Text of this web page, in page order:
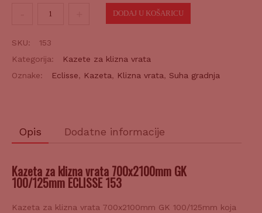
Kazeta
700x2100mm
GK
DODAJ U KOŠARICU
SKU:
153
Kategorija:
Kazete za klizna vrata
Oznake:
Eclisse, Kazeta, Klizna vrata, Suha gradnja
Opis Dodatne informacije
Kazeta za klizna vrata 700x2100mm GK
100/125mm ECLISSE 153
Kazeta za klizna vrata 700x2100mm GK 100/125mm koja